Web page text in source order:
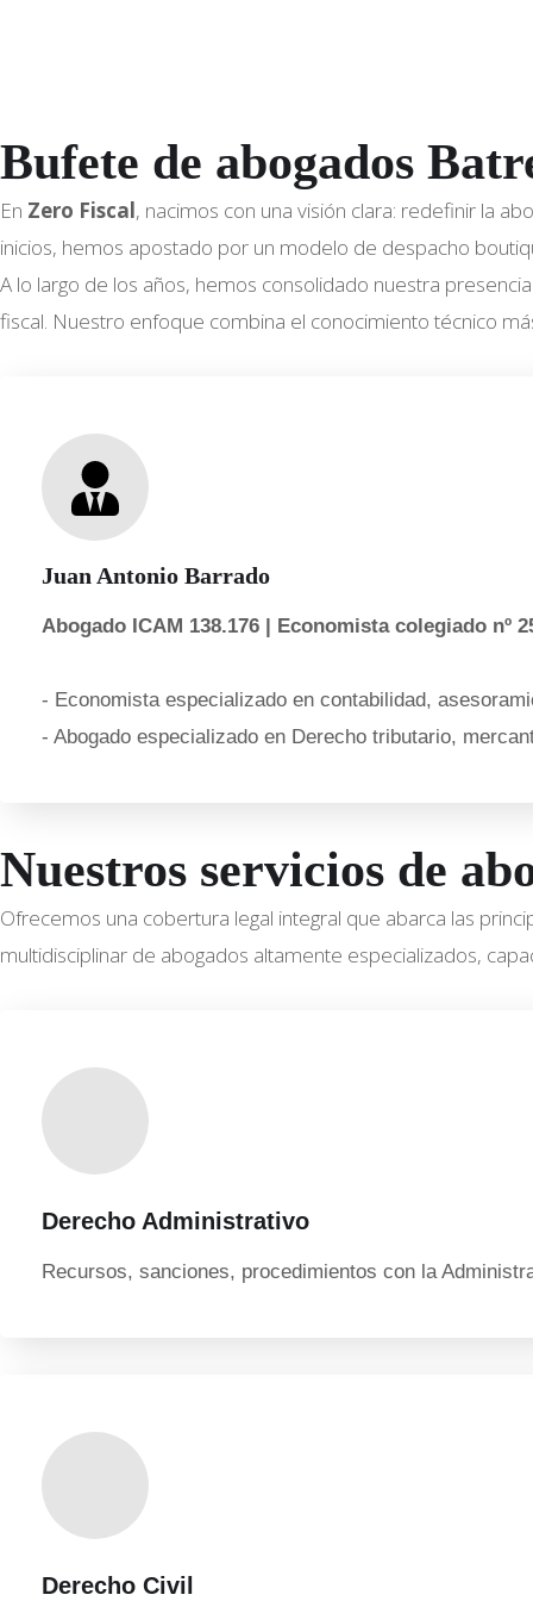
Bufete de abogados
En Zero Fiscal, nacimos con una visión clara: redefinir la
inicios, hemos apostado por un modelo de despacho
A lo largo de los años, hemos consolidado nuestra
fiscal. Nuestro enfoque combina el conocimiento técnico
Juan Antonio Barrado
Abogado ICAM 138.176 | Economista colegiado nº
- Economista especializado en contabilidad,
- Abogado especializado en Derecho tributario,
Nuestros servicios de
Ofrecemos una cobertura legal integral que abarca las
multidisciplinar de abogados altamente especializados,
Derecho Administrativo
Recursos, sanciones, procedimientos con la
Derecho Civil